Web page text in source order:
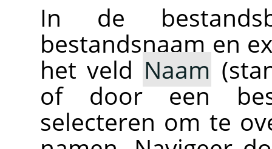
In de
bestandsnaam en
het veld Naam
of door een
selecteren om te